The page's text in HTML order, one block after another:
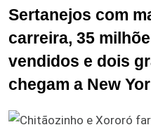
Sertanejos com
carreira, 35
vendidos e dois
chegam a New